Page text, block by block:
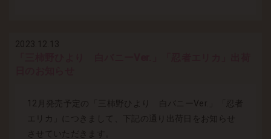
2023.12.13
12月発売予定の「三柿野ひより 白バニーVer.」「忍者
エリカ」につきまして、下記の通り出荷日をお知らせ
させていただきます。